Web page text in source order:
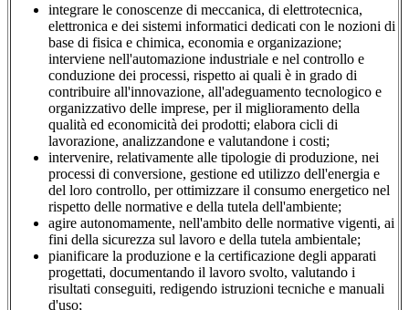
integrare le conoscenze di meccanica, di elettrotecnica,
elettronica e dei sistemi informatici dedicati con le nozioni di
base di fisica e chimica, economia e organizazione;
interviene nell'automazione industriale e nel controllo e
conduzione dei processi, rispetto ai quali è in grado di
contribuire all'innovazione, all'adeguamento tecnologico e
organizzativo delle imprese, per il miglioramento della
qualità ed economicità dei prodotti; elabora cicli di
lavorazione, analizzandone e valutandone i costi;
intervenire, relativamente alle tipologie di produzione, nei
processi di conversione, gestione ed utilizzo dell'energia e
del loro controllo, per ottimizzare il consumo energetico nel
rispetto delle normative e della tutela dell'ambiente;
agire autonomamente, nell'ambito delle normative vigenti, ai
fini della sicurezza sul lavoro e della tutela ambientale;
pianificare la produzione e la certificazione degli apparati
progettati, documentando il lavoro svolto, valutando i
risultati conseguiti, redigendo istruzioni tecniche e manuali
d'uso;